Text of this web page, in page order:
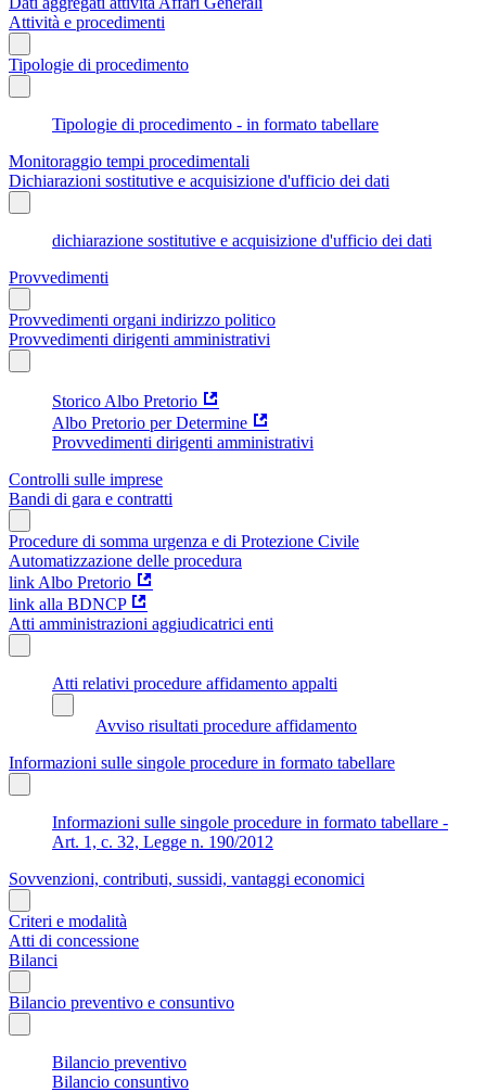
Attività e procedimenti
Tipologie di procedimento
Tipologie di procedimento - in formato tabellare
Monitoraggio tempi procedimentali
Dichiarazioni sostitutive e acquisizione d'ufficio dei dati
dichiarazione sostitutive e acquisizione d'ufficio dei dati
Provvedimenti
Provvedimenti organi indirizzo politico
Provvedimenti dirigenti amministrativi
Storico Albo Pretorio
Albo Pretorio per Determine
Provvedimenti dirigenti amministrativi
Controlli sulle imprese
Bandi di gara e contratti
Procedure di somma urgenza e di Protezione Civile
Automatizzazione delle procedura
link Albo Pretorio
link alla BDNCP
Atti amministrazioni aggiudicatrici enti
Atti relativi procedure affidamento appalti
Avviso risultati procedure affidamento
Informazioni sulle singole procedure in formato tabellare
Informazioni sulle singole procedure in formato tabellare -
Art. 1, c. 32, Legge n. 190/2012
Sovvenzioni, contributi, sussidi, vantaggi economici
Criteri e modalità
Atti di concessione
Bilanci
Bilancio preventivo e consuntivo
Bilancio preventivo
Bilancio consuntivo